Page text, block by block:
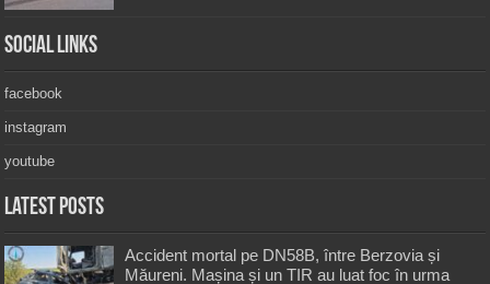
Social Links
facebook
instagram
youtube
Latest Posts
Accident mortal pe DN58B, între Berzovia și
Măureni. Mașina și un TIR au luat foc în urma